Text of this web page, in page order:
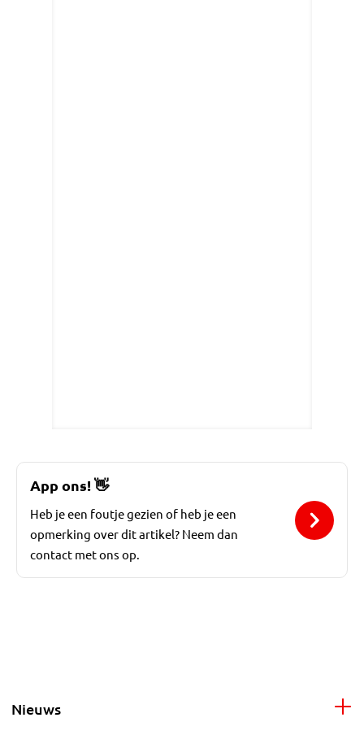
App ons!👋
Heb je een foutje gezien of heb je een
opmerking over dit artikel? Neem dan
contact met ons op.
Nieuws